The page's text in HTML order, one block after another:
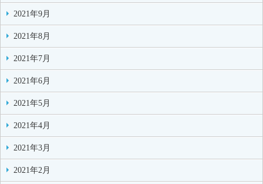
2021年9月
2021年8月
2021年7月
2021年6月
2021年5月
2021年4月
2021年3月
2021年2月